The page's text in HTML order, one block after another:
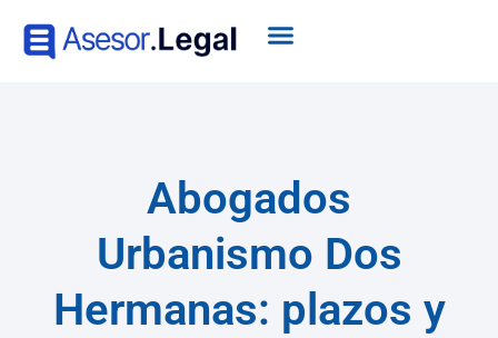
Abogados
Urbanismo Dos
Hermanas: plazos y